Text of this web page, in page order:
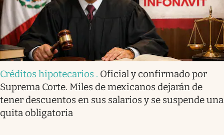
Créditos hipotecarios . Oficial y confirmado por
Suprema Corte. Miles de mexicanos dejarán de
tener descuentos en sus salarios y se suspende una
quita obligatoria